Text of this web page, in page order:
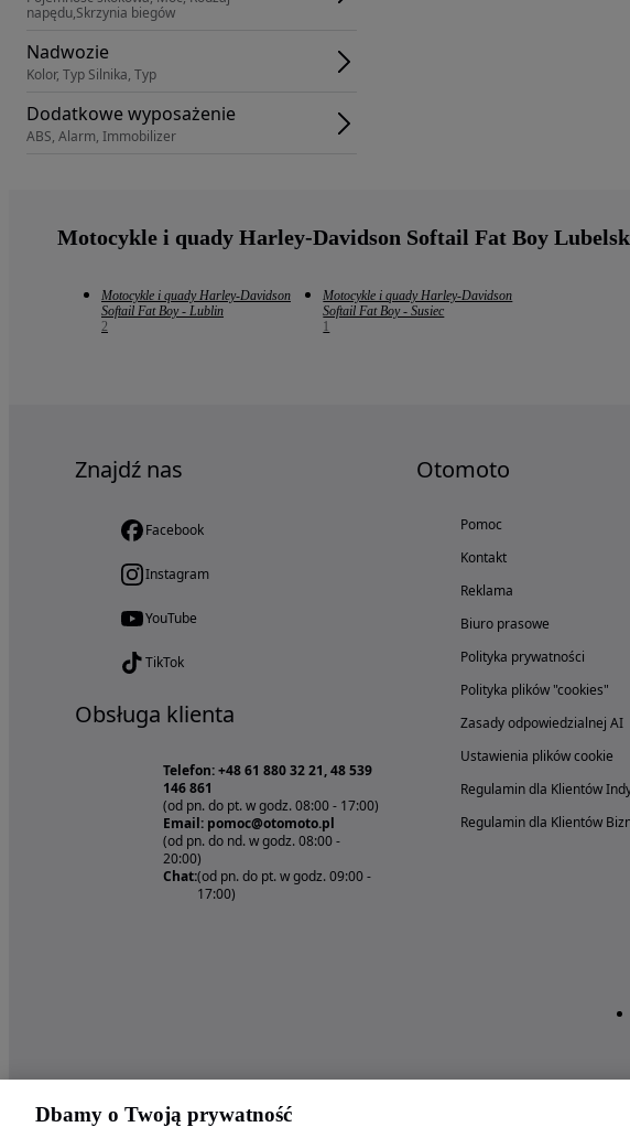
napędu,Skrzynia biegów
Nadwozie
Kolor, Typ Silnika, Typ
Dodatkowe wyposażenie
ABS, Alarm, Immobilizer
Motocykle i quady Harley-Davidson Softail Fat Boy
Motocykle i quady Harley-Davidson
Softail Fat Boy - Lublin
2
Motocykle i quady Harley-Davidson
Softail Fat Boy - Susiec
1
Znajdź nas
Facebook
Instagram
YouTube
TikTok
Obsługa klienta
Telefon: +48 61 880 32 21, 48 539
146 861
(od pn. do pt. w godz. 08:00 - 17:00)
Email: pomoc@otomoto.pl
(od pn. do nd. w godz. 08:00 -
20:00)
Chat:(od pn. do pt. w godz. 09:00 -
17:00)
Otomoto
Pomoc
Kontakt
Reklama
Biuro prasowe
Polityka prywatności
Polityka plików "cookies"
Zasady odpowiedzialnej AI
Ustawienia plików cookie
Regulamin dla Klientów
Regulamin dla Klientów
Dbamy o Twoją prywatność